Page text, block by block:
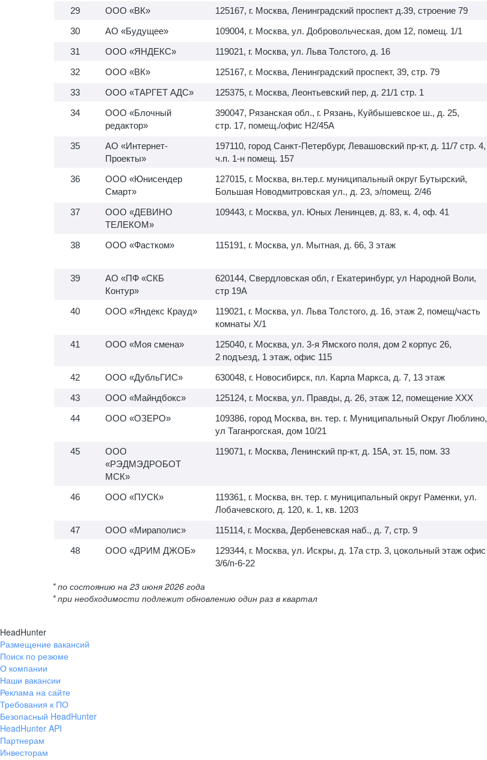
ООО «ВК» 125167, г. Москва, Ленинградский проспект д.39, строение 79
АО «Будущее»
109004, г. Москва, ул. Добровольческая, дом 12, помещ. 1/1
ООО «ЯНДЕКС»
119021, г. Москва, ул. Льва Толстого, д. 16
ООО «ВК»
125167, г. Москва, Ленинградский проспект, 39, стр. 79
ООО «ТАРГЕТ АДС»
125375, г. Москва, Леонтьевский пер, д. 21/1 стр. 1
ООО «Блочный
редактор»
390047, Рязанская обл., г. Рязань, Куйбышевское ш., д. 25,
стр. 17, помещ./офис H2/45A
АО «Интернет-
Проекты»
197110, город Санкт-Петербург, Левашовский пр-кт, д. 11/7 стр. 4,
ч.п. 1-н помещ. 157
ООО «Юнисендер
Смарт»
127015, г. Москва, вн.тер.г. муниципальный округ Бутырский,
Большая Новодмитровская ул., д. 23, э/помещ. 2/46
ООО «ДЕВИНО
ТЕЛЕКОМ»
109443, г. Москва, ул. Юных Ленинцев, д. 83, к. 4, оф. 41
ООО «Фастком»
115191, г. Москва, ул. Мытная, д. 66, 3 этаж
АО «ПФ «СКБ
Контур»
620144, Свердловская обл, г Екатеринбург, ул Народной Воли,
стр 19А
ООО «Яндекс Крауд»
119021, г. Москва, ул. Льва Толстого, д. 16, этаж 2, помещ/часть
комнаты X/1
ООО «Моя смена»
125040, г. Москва, ул. 3-я Ямского поля, дом 2 корпус 26,
2 подъезд, 1 этаж, офис 115
ООО «ДубльГИС»
630048, г. Новосибирск, пл. Карла Маркса, д. 7, 13 этаж
ООО «Майндбокс»
125124, г. Москва, ул. Правды, д. 26, этаж 12, помещение XXX
ООО «ОЗЕРО»
109386, город Москва, вн. тер. г. Муниципальный Округ Люблино,
ул Таганрогская, дом 10/21
ООО
«РЭДМЭДРОБОТ
МСК»
119071, г. Москва, Ленинский пр-кт, д. 15А, эт. 15, пом. 33
ООО «ПУСК»
119361, г. Москва, вн. тер. г. муниципальный округ Раменки, ул.
Лобачевского, д. 120, к. 1, кв. 1203
ООО «Мираполис» 115114, г. Москва, Дербеневская наб., д. 7, стр. 9
ООО «ДРИМ ДЖОБ»
129344, г. Москва, ул. Искры, д. 17а стр. 3, цокольный этаж офис
3/6/п-6-22
* по состоянию на 23 июня 2026 года
* при необходимости подлежит обновлению один раз в квартал
HeadHunter
Размещение вакансий
Поиск по резюме
О компании
Наши вакансии
Реклама на сайте
Требования к ПО
Безопасный HeadHunter
HeadHunter API
Партнерам
Инвесторам